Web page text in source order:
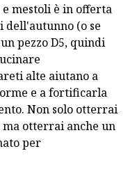
mestoli è in offerta
(o se
pezzo D5, quindi
alte aiutano a
e a fortificarla
Non solo otterrai
otterrai anche un
per